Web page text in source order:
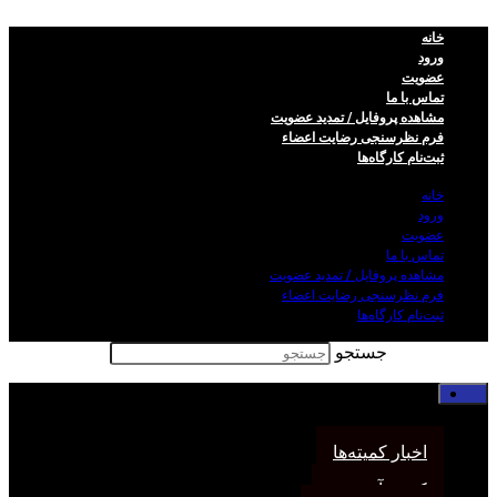
خانه
ورود
عضویت
تماس با ما
مشاهده پروفایل / تمدید عضویت
فرم نظر‌سنجی رضایت اعضاء
ثبت‌نام کارگاه‌ها
خانه
ورود
عضویت
تماس با ما
مشاهده پروفایل / تمدید عضویت
فرم نظر‌سنجی رضایت اعضاء
ثبت‌نام کارگاه‌ها
جستجو
اخبار کمیته‌ها
کمیته آموزش